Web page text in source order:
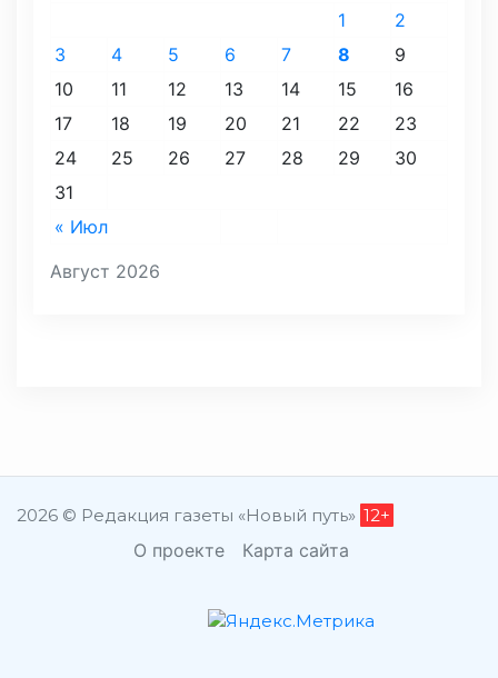
Август 2026
« Июл
1
2
3
4 5 6 7 8
9
10
11 12 13 14 15
16
17
18 19 20 21 22
23
24
25 26 27 28 29
30
31
2026 © Редакция газеты «Новый путь» 12+
О проекте Карта сайта